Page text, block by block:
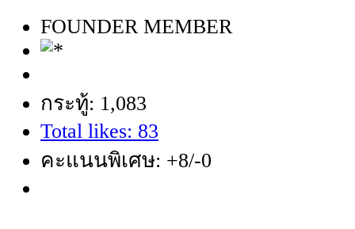
FOUNDER MEMBER
กระทู้: 1,083
Total likes: 83
คะแนนพิเศษ: +8/-0